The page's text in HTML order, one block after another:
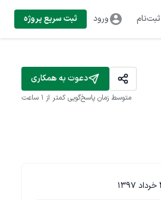
ثبت‌نام ورود ثبت سریع پروژه
دعوت به همکاری
متوسط زمان پاسخ‌گویی کمتر از 1 ساعت